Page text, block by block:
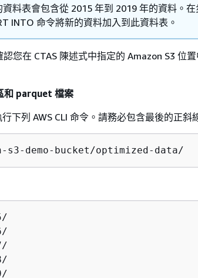
料表會包含從 2015 年到 2019 年的資料。在
INTO 命令將新的資料加入到此資料表。
您在 CTAS 陳述式中指定的 Amazon S3 位
和 parquet 檔案
下列 AWS CLI 命令。請務必包含最後的正斜
demo-bucket/optimized-data/